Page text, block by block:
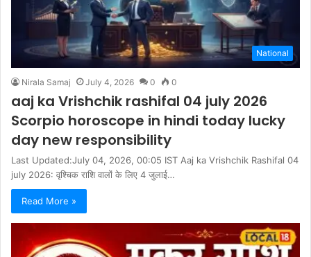
National
Nirala Samaj July 4, 2026 0 0
aaj ka Vrishchik rashifal 04 july 2026
Scorpio horoscope in hindi today lucky
day new responsibility
Last Updated:July 04, 2026, 00:05 IST Aaj ka Vrishchik Rashifal 04
july 2026: वृश्चिक राशि वालों के लिए 4 जुलाई…
Read More »